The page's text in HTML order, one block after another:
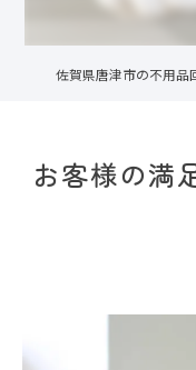
お客様の満